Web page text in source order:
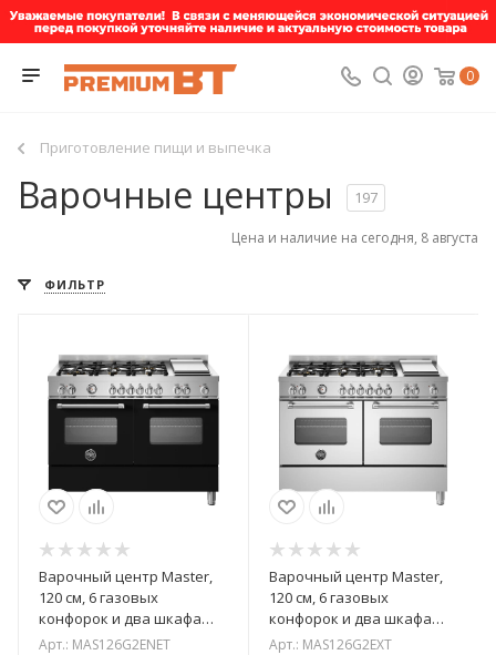
0
Приготовление пищи и выпечка
Варочные центры 197
Цена и наличие на сегодня, 8 августа
ФИЛЬТР
Варочный центр Master,
120 см, 6 газовых
конфорок и два шкафа
MAS126G2ENET
Арт.: MAS126G2ENET
Варочный центр Master,
120 см, 6 газовых
конфорок и два шкафа
MAS126G2EXT
Арт.: MAS126G2EXT